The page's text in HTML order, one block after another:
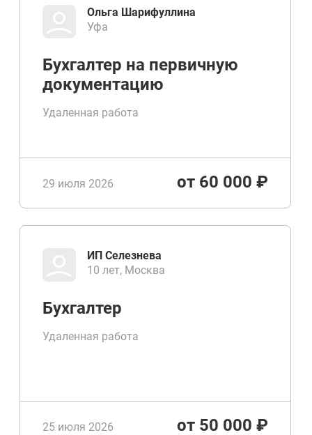
Ольга Шарифуллина
Уфа
Бухгалтер на первичную
документацию
Удаленная работа
29 июля 2026 от 60 000 ₽
ИП Селезнева
10 лет, Москва
Бухгалтер
Удаленная работа
25 июля 2026 от 50 000 ₽